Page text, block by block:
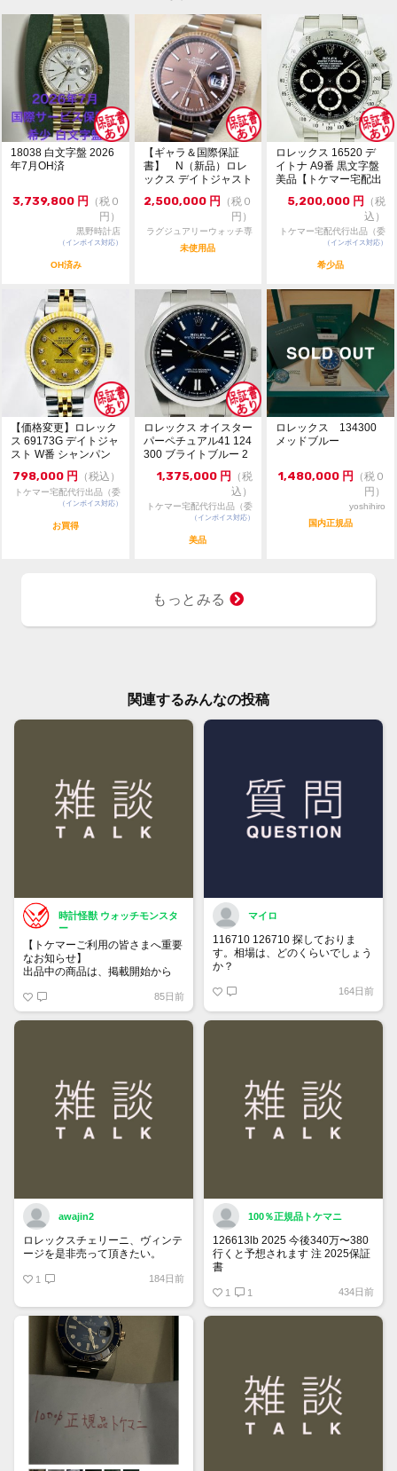
18038 白文字盤 2026
年7月OH済
3,739,800 円
（税０
円）
黒野時計店
（インボイス対応）
OH済み
【ギャラ＆国際保証
書】 N（新品）ロレ
ックス デイトジャスト
126231 36m...
2,500,000 円
（税０
円）
ラグジュアリーウォッチ専
門店：R/M
未使用品
ロレックス 16520 デ
イトナ A9番 黒文字盤
美品【トケマー宅配出
5,200,000 円
（税
込）
トケマー宅配代行出品（委
託販売）
（インボイス対応）
希少品
【価格変更】ロレック
ス 69173G デイトジャ
スト W番 シャンパン
798,000 円 （税込）
トケマー宅配代行出品（委
託販売）
（インボイス対応）
お買得
ロレックス オイスター
パーペチュアル41 124
300 ブライトブルー 2
1,375,000 円 （税
込）
トケマー宅配代行出品（委
託販売）
（インボイス対応）
美品
ロレックス 134300
メッドブルー
1,480,000 円 （税０
円）
yoshihiro
国内正規品
もっとみる
関連するみんなの投稿
時計怪獣 ウォッチモンスタ
ー
【トケマーご利用の皆さまへ重要
なお知らせ】
出品中の商品は、掲載開始から
「下書き」へ戻ります。
トップページでお気に入り登録が
できるようになりました。
85日前
マイロ
116710 126710 探しておりま
す。相場は、どのくらいでしょう
か？
164日前
awajin2
ロレックスチェリーニ、ヴィンテ
ージを是非売って頂きたい。
1 184日前
100％正規品トケマニ
126613lb 2025 今後340万〜380
行くと予想されます 注 2025保証
書
2025/ @Watch_Monster_より
1 1 434日前